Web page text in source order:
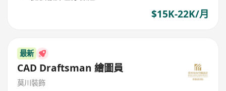
$15K-22K/月
最新
CAD Draftsman 繪圖員
莫川裝飾